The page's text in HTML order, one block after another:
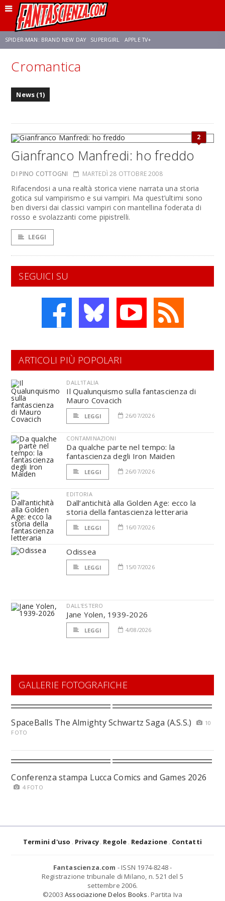
SPIDER-MAN: BRAND NEW DAY SUPERGIRL APPLE TV+
FRANCO RICCIARDIELLO ZENDAYA
Cromantica
News (1)
2
Gianfranco Manfredi: ho freddo
DI PINO COTTOGNI MARTEDÌ 28 OTTOBRE 2008
Rifacendosi a una realtà storica viene narrata una storia
gotica sul vampirismo e sui vampiri. Ma quest’ultimi sono
ben diversi dai classici vampiri con mantellina foderata di
rosso e svolazzanti come pipistrelli.
LEGGI
SEGUICI SU
ARTICOLI PIÙ POPOLARI
DALL'ITALIA
Il Qualunquismo sulla fantascienza di
Mauro Covacich
LEGGI 26/07/2026
CONTAMINAZIONI
Da qualche parte nel tempo: la
fantascienza degli Iron Maiden
LEGGI 26/07/2026
EDITORIA
Dall’antichità alla Golden Age: ecco la
storia della fantascienza letteraria
LEGGI 16/07/2026
Odissea
LEGGI 15/07/2026
DALL'ESTERO
Jane Yolen, 1939-2026
LEGGI 4/08/2026
GALLERIE FOTOGRAFICHE
SpaceBalls The Almighty Schwartz Saga (A.S.S.)
10
FOTO
Conferenza stampa Lucca Comics and Games 2026
4 FOTO
Termini d'uso Privacy Regole Redazione Contatti
Fantascienza.com - ISSN 1974-8248 -
Registrazione tribunale di Milano, n. 521 del 5
settembre 2006.
©2003 Associazione Delos Books. Partita Iva